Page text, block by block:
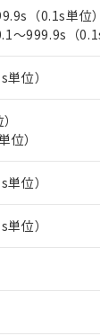
（0.1s単位）
～999.9s（
位）
）
位）
位）